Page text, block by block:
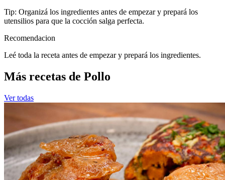
Tip: Organizá los ingredientes antes de empezar y prepará los
utensilios para que la cocción salga perfecta.
Recomendacion
Leé toda la receta antes de empezar y prepará los ingredientes.
Más recetas de Pollo
Ver todas